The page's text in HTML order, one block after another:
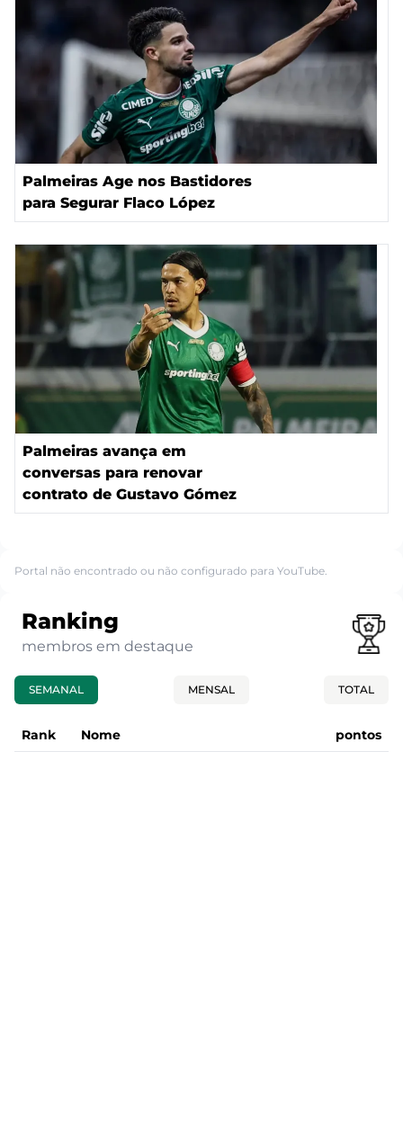
Palmeiras Age nos Bastidores
para Segurar Flaco López
Palmeiras avança em
conversas para renovar
contrato de Gustavo Gómez
Portal não encontrado ou não configurado para YouTube.
Ranking
membros em destaque
SEMANAL MENSAL TOTAL
Rank Nome pontos